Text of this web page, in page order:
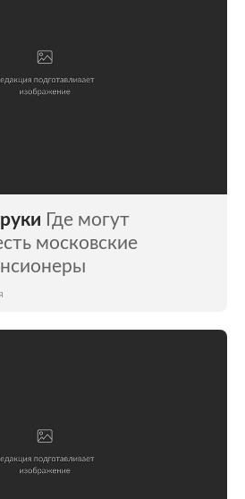
Где могут
московские